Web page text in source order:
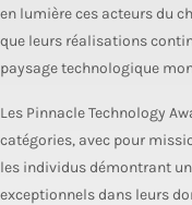
en lumière ces acteurs du
que leurs réalisations
paysage technologique
Les Pinnacle Technology
catégories, avec pour
les individus démontrant
exceptionnels dans leurs